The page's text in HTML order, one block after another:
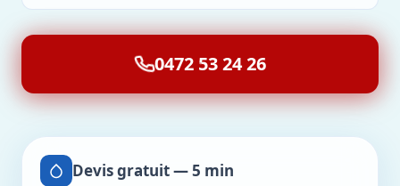
0472 53 24 26
Devis gratuit — 5 min